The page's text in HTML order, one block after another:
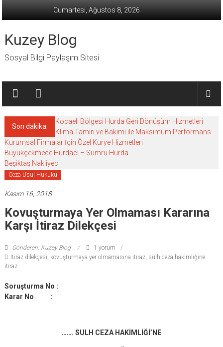
Cumartesi, Ağustos 8, 2026
Kuzey Blog
Sosyal Bilgi Paylaşım Sitesi
Son dakika:
Kocaeli Bölgesi Hurda Geri Dönüşüm Hizmetleri
Klima Tamiri ve Bakımı ile Maksimum Performans
Kurumsal Firmalar İçin Özel Kurye Hizmetleri
Büyükçekmece Hurdacı – Sumru Hurda
Beşiktaş Nakliyeci
Ceza Usul Hukuku
Kasım 16, 2018
Kovuşturmaya Yer Olmaması Kararına
Karşı İtiraz Dilekçesi
Gönderen: Kuzey Blog
1 yorum
İtiraz dilekçesi, kovuşturmaya yer olmamasına itiraz, sulh ceza hakimliğine
itiraz
Soruşturma No :
Karar No :
……. SULH CEZA HAKİMLİĞİ’NE